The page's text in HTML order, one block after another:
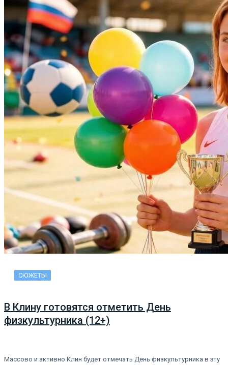
СЮЖЕТЫ
В Клину готовятся отметить День
физкультурника (12+)
Массово и активно Клин будет отмечать День физкультурника в эту